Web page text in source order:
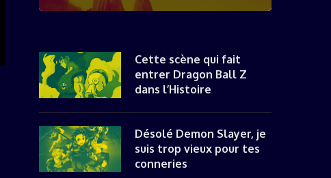
Cette scène qui fait
entrer Dragon Ball Z
dans l’Histoire
Désolé Demon Slayer, je
suis trop vieux pour tes
conneries